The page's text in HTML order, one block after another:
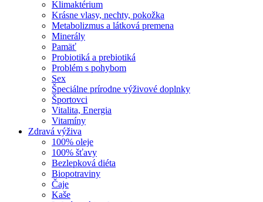
Klimaktérium
Krásne vlasy, nechty, pokožka
Metabolizmus a látková premena
Minerály
Pamäť
Probiotiká a prebiotiká
Problém s pohybom
Sex
Špeciálne prírodne výživové doplnky
Športovci
Vitalita, Energia
Vitamíny
Zdravá výživa
100% oleje
100% šťavy
Bezlepková diéta
Biopotraviny
Čaje
Kaše